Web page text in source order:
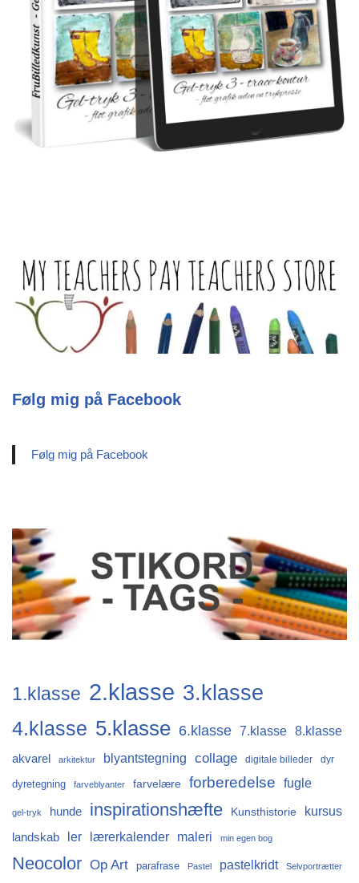
Følg mig på Facebook
Følg mig på Facebook
1.klasse 2.klasse 3.klasse
4.klasse 5.klasse 6.klasse 7.klasse 8.klasse
akvarel arkitektur blyantstegning collage digitale billeder dyr
dyretegning farveblyanter farvelære forberedelse fugle
gel-tryk hunde inspirationshæfte Kunsthistorie kursus
landskab ler lærerkalender maleri min egen bog
Neocolor Op Art parafrase Pastel pastelkridt Selvportrætter